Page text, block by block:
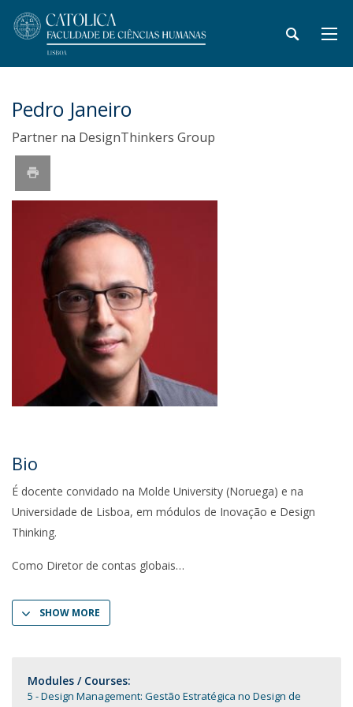
Pedro Janeiro
Partner na DesignThinkers Group
Bio
É docente convidado na Molde University (Noruega) e na
Universidade de Lisboa, em módulos de Inovação e Design
Thinking.
Como Diretor de contas globais
SHOW MORE
Modules / Courses:
5 - Design Management: Gestão Estratégica no Design de